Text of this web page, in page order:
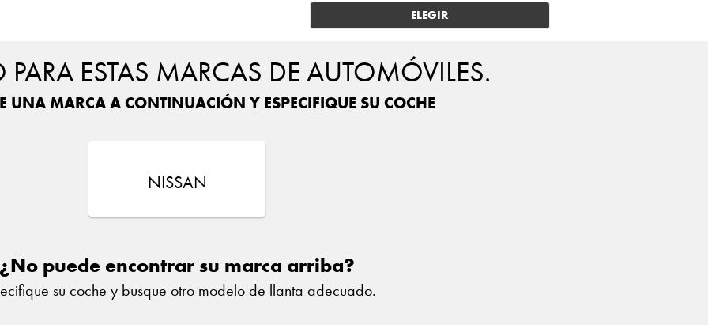
ELEGIR
ESTAS MARCAS DE AUTOMÓVILES.
UNA MARCA A CONTINUACIÓN Y ESPECIFIQUE SU COCHE
NISSAN
¿No puede encontrar su marca arriba?
su coche y busque otro modelo de llanta adecuado.